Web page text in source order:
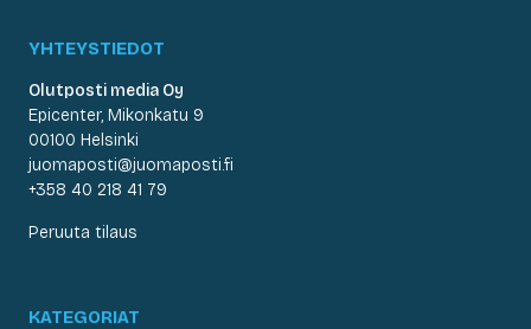
YHTEYSTIEDOT
Olutposti media Oy
Epicenter, Mikonkatu 9
00100 Helsinki
juomaposti@juomaposti.fi
+358 40 218 41 79
Peruuta tilaus
KATEGORIAT